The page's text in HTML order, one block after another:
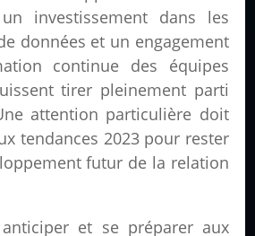
investissement dans les
données et un engagement
continue des équipes
tirer pleinement parti
attention particulière doit
tendances 2023 pour rester
futur de la relation
et se préparer aux